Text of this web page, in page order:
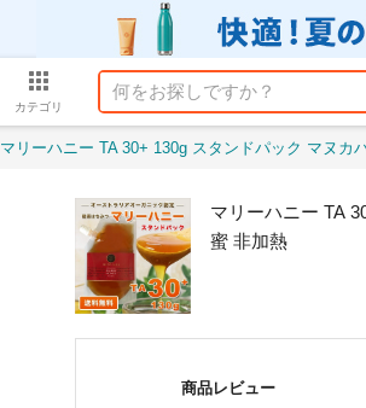
カテゴリ
マリーハニー TA 30+ 130g スタンドパック マヌカハニーと同様の健康活性力 分析
マリーハニー TA
蜜 非加熱
商品レビュー